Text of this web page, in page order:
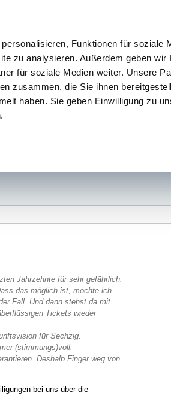
Funktionen für soziale
zu analysieren. Außerdem geben wir
für soziale Medien weiter. Unsere
zusammen, die Sie ihnen
haben. Sie geben Einwilligung zu
Jahrzehnte für sehr gefährlich.
das möglich ist, möchte ich
Fall. Und dann stehst da mit
Tickets wieder
für Sechzig.
(stimmungs)voll.
Deshalb Finger weg von
bei uns über die